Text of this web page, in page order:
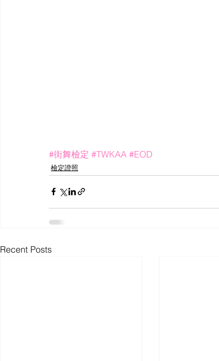
#街舞檢定 #TWKAA #EOD
檢定證照
Recent Posts